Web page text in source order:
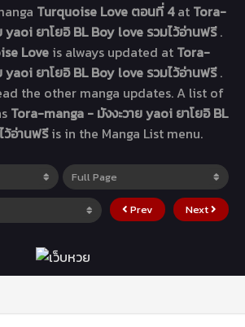
Turquoise Love ตอนที่ 4at Tora-
yaoi ยาโยอิ BL Boy love รวมไว้อ่านฟรี.
Love is always updated at Tora-
yaoi ยาโยอิ BL Boy love รวมไว้อ่านฟรี.
the other manga updates. A list of
Tora-manga - มังงะวาย yaoi ยาโยอิ BL
ว้อ่านฟรีis in the Manga List menu.
Prev Next